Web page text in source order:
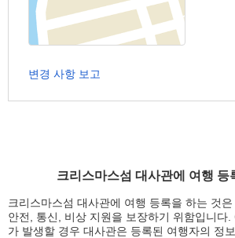
크리스마스섬 대사관에 여행 등
크리스마스섬 대사관에 여행 등록을 하는 것
안전, 통신, 비상 지원을 보장하기 위함입니다.
가 발생할 경우 대사관은 등록된 여행자의 정
변경 사항 보고